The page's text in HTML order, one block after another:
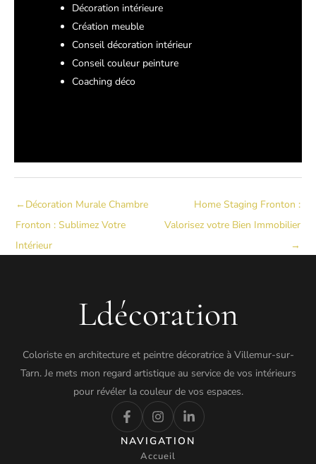
Décoration intérieure
Création meuble
Conseil décoration intérieur
Conseil couleur peinture
Coaching déco
←Décoration Murale Chambre
Fronton : Sublimez Votre
Intérieur
Home Staging Fronton :
Valorisez votre Bien Immobilier
→
Ldécoration
Coloriste en architecture et peintre décoratrice à Villemur-sur-
Tarn. Je mets mon regard artistique au service de vos intérieurs
pour révéler la couleur de vos espaces.
NAVIGATION
Accueil